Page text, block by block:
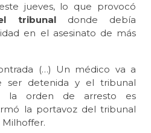
jueves, lo que provocó
tribunaldonde debía
en el asesinato de más
(…) Un médico va a
ser detenida y el tribunal
la orden de arresto es
la portavoz del tribunal